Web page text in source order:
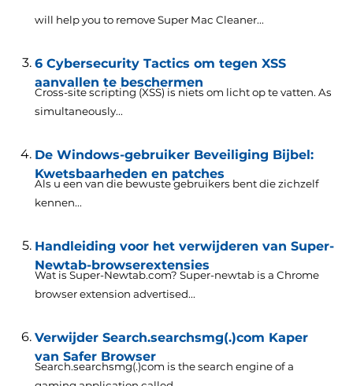
will help you to remove Super Mac Cleaner...
6 Cybersecurity Tactics om tegen XSS
aanvallen te beschermen
Cross-site scripting (XSS) is niets om licht op te vatten. As
simultaneously...
De Windows-gebruiker Beveiliging Bijbel:
Kwetsbaarheden en patches
Als u een van die bewuste gebruikers bent die zichzelf
kennen...
Handleiding voor het verwijderen van Super-
Newtab-browserextensies
Wat is Super-Newtab.com? Super-newtab is a Chrome
browser extension advertised...
Verwijder Search.searchsmg(.)com Kaper
van Safer Browser
Search.searchsmg(.)com is the search engine of a